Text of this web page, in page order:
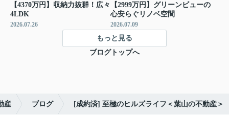
【4370万円】収納力抜群！広々
4LDK
2026.07.26
【2999万円】グリーンビューの
心安らぐリノベ空間
2026.07.09
もっと見る
ブログトップへ
産 ブログ [成約済] 至極のヒルズライフ＜葉山の不動産＞